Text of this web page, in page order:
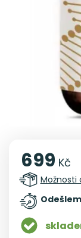
699 Kč
Možnosti